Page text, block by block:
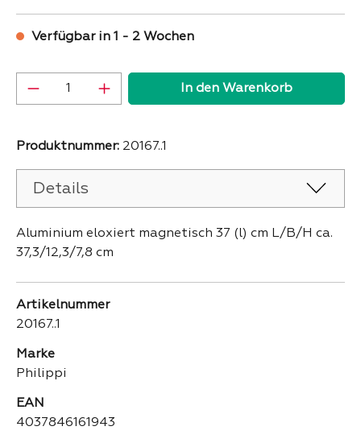
Verfügbar in 1 - 2 Wochen
Produkt Anzahl: Gib den gewünschten
In den Warenkorb
Produktnummer: 20167..1
Details
Aluminium eloxiert magnetisch 37 (l) cm L/B/H ca.
37,3/12,3/7,8 cm
Artikelnummer
20167..1
Marke
Philippi
EAN
4037846161943